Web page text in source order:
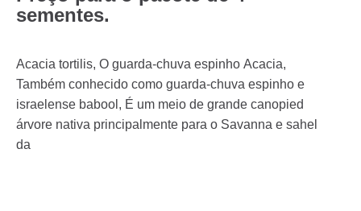
sementes.
Acacia tortilis, O guarda-chuva espinho Acacia,
Também conhecido como guarda-chuva espinho e
israelense babool, É um meio de grande canopied
árvore nativa principalmente para o Savanna e sahel
da